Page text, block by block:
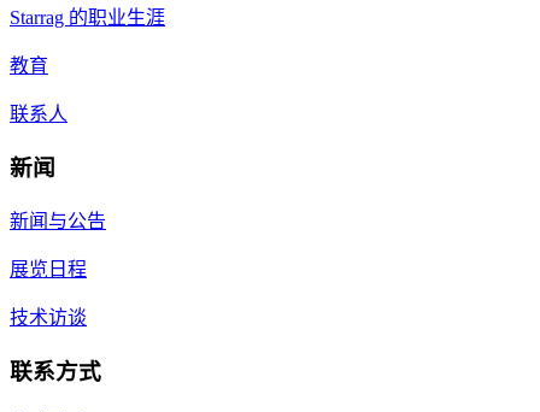
Starrag 的职业生涯
教育
联系人
新闻
新闻与公告
展览日程
技术访谈
联系方式